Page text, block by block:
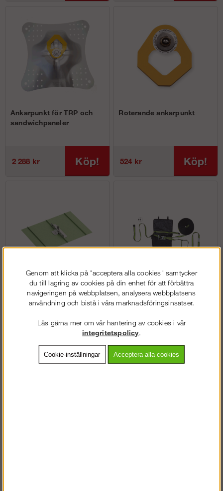
Ankarpunkt för TRP och
sandwichpaneler
2 288 kr Köp!
Roterande ankarpunkt
524 kr Köp!
Ankarpunkt för falsat
plåttak
Köp!
Temporär livlina 20m, max
2 personer
1 781 kr
Genom att klicka på "acceptera alla cookies" samtycker
du till lagring av cookies på din enhet för att förbättra
navigeringen på webbplatsen, analysera webbplatsens
användning och bistå i våra marknadsföringsinsatser.
Läs gärna mer om vår hantering av cookies i vår
integritetspolicy.
Cookie-inställningar Acceptera alla cookies